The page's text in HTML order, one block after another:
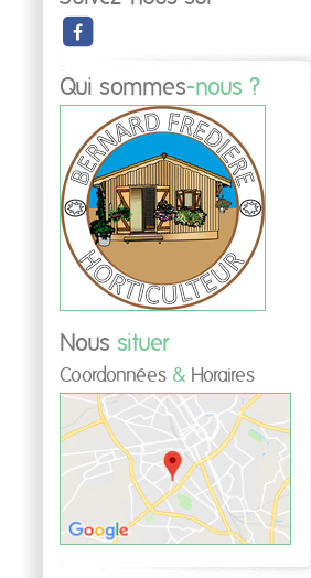
Qui sommes-nous ?
Nous situer
Coordonnées & Horaires